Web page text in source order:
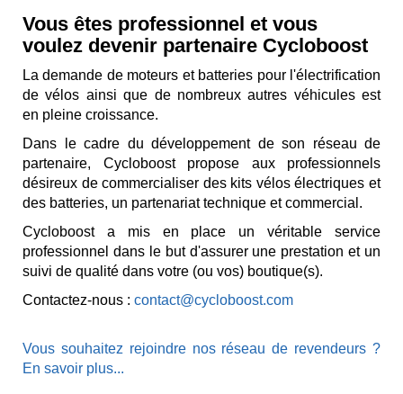
Vous êtes professionnel et vous
voulez devenir partenaire Cycloboost
La demande de moteurs et batteries pour l'électrification
de vélos ainsi que de nombreux autres véhicules est
en pleine croissance.
Dans le cadre du développement de son réseau de
partenaire, Cycloboost propose aux professionnels
désireux de commercialiser des kits vélos électriques et
des batteries, un partenariat technique et commercial.
Cycloboost a mis en place un véritable service
professionnel dans le but d'assurer une prestation et un
suivi de qualité dans votre (ou vos) boutique(s).
Contactez-nous : contact@cycloboost.com
Vous souhaitez rejoindre nos réseau de revendeurs ?
En savoir plus...